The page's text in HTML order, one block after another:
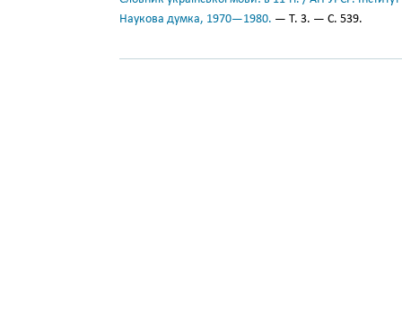
Наукова думка, 1970—1980. — Т. 3. — С. 539.